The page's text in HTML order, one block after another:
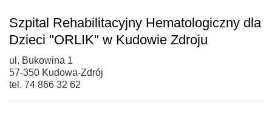
Szpital Rehabilitacyjny Hematologiczny dla
Dzieci "ORLIK" w Kudowie Zdroju
ul. Bukowina 1
57-350 Kudowa-Zdrój
tel. 74 866 32 62